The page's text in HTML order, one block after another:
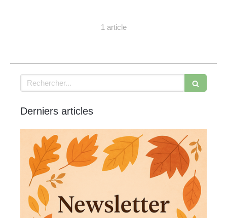
1 article
Rechercher
Derniers articles